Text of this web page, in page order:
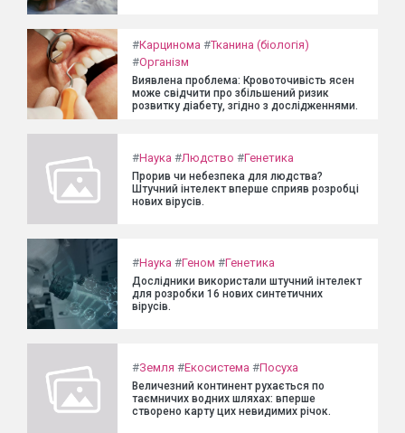
#Карцинома #Тканина (біологія)
#Організм
Виявлена проблема: Кровоточивість ясен
може свідчити про збільшений ризик
розвитку діабету, згідно з дослідженнями.
#Наука #Людство #Генетика
Прорив чи небезпека для людства?
Штучний інтелект вперше сприяв розробці
нових вірусів.
#Наука #Геном #Генетика
Дослідники використали штучний інтелект
для розробки 16 нових синтетичних
вірусів.
#Земля #Екосистема #Посуха
Величезний континент рухається по
таємничих водних шляхах: вперше
створено карту цих невидимих річок.